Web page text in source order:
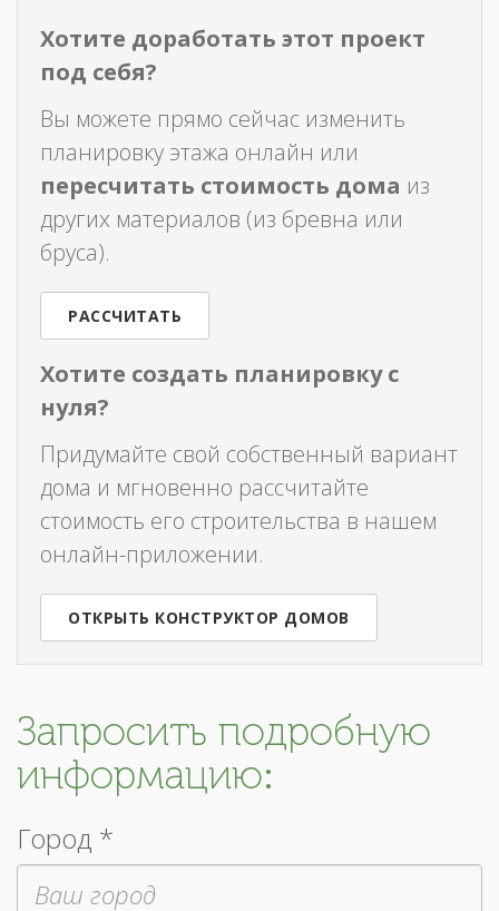
Хотите доработать этот проект
под себя?
Вы можете прямо сейчас изменить
планировку этажа онлайн или
пересчитать стоимость дома из
других материалов (из бревна или
бруса).
РАССЧИТАТЬ
Хотите создать планировку с
нуля?
Придумайте свой собственный вариант
дома и мгновенно рассчитайте
стоимость его строительства в нашем
онлайн-приложении.
ОТКРЫТЬ КОНСТРУКТОР ДОМОВ
Запросить подробную
информацию:
Город *